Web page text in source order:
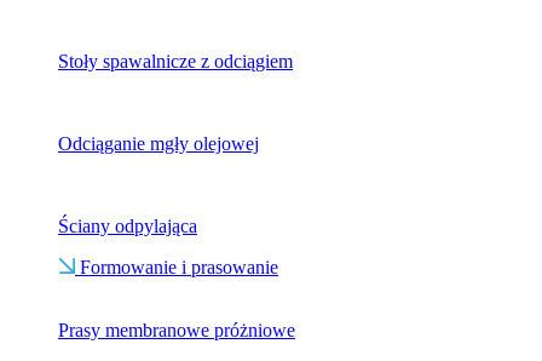
Stoły spawalnicze z odciągiem
Odciąganie mgły olejowej
Ściany odpylająca
Formowanie i prasowanie
Prasy membranowe próżniowe